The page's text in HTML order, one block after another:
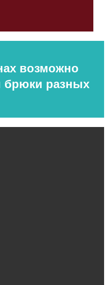
возможно
брюки разных